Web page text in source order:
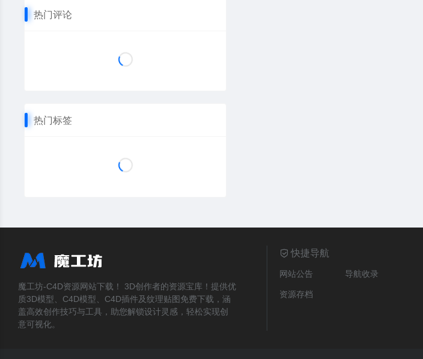
热门评论
热门标签
魔工坊-C4D资源网站下载！ 3D创作者的资源宝库！提供优
质3D模型、C4D模型、C4D插件及纹理贴图免费下载，涵
盖高效创作技巧与工具，助您解锁设计灵感，轻松实现创
意可视化。
快捷导航
网站公告
导航收录
资源存档